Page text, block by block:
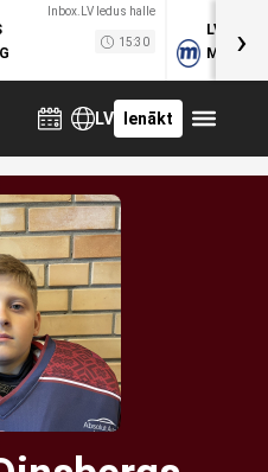
Inbox.LV ledus halle
15:30
LVB
MOG›
LV Ienākt